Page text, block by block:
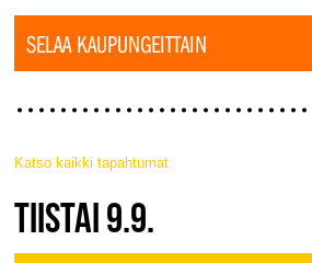
SELAA KAUPUNGEITTAIN
Katso kaikki tapahtumat
JAZZ FINLAND LIVE
TIISTAI 9.9.